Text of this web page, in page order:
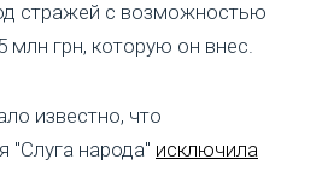
стражей с возможностью
млн грн, которую он внес.
известно, что
"Слуга народа" исключила